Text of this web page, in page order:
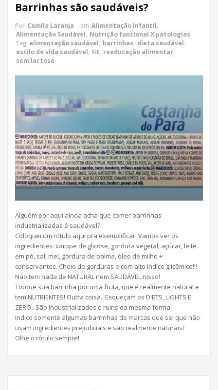
Barrinhas são saudáveis?
Por Camila Laranja em Alimentação Infantil,
Alimentação Saudável, Nutrição funcional X patologias
Tag alimentação saudável, barrinhas, dieta saudável,
estilo de vida saudável, fit, reeducação alimentar,
sem lactose
Alguém por aqui ainda acha que comer barrinhas
industrializadas é saudável?
Coloquei um rótulo aqui pra exemplificar. Vamos ver os
ingredientes: xarope de glicose, gordura vegetal, açúcar, leite
em pó, sal, mel, gordura de palma, óleo de milho +
conservantes. Cheio de gorduras e com alto índice glicêmico!!!
Não tem nada de NATURAL nem SAUDÁVEL nisso!
Troque sua barrinha por uma fruta, que é realmente natural e
tem NUTRIENTES! Outra coisa.. Esqueçam os DIETS, LIGHTS E
ZERO.. São industrializados e ruins da mesma forma!
Indico somente algumas barrinhas de marcas que sei que não
usam ingredientes prejudiciais e são realmente naturais!
Olhe o rótulo sempre!